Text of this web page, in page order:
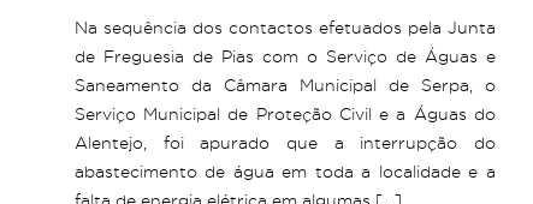
Na sequência dos contactos efetuados pela Junta
de Freguesia de Pias com o Serviço de Águas e
Saneamento da Câmara Municipal de Serpa, o
Serviço Municipal de Proteção Civil e a Águas do
Alentejo, foi apurado que a interrupção do
abastecimento de água em toda a localidade e a